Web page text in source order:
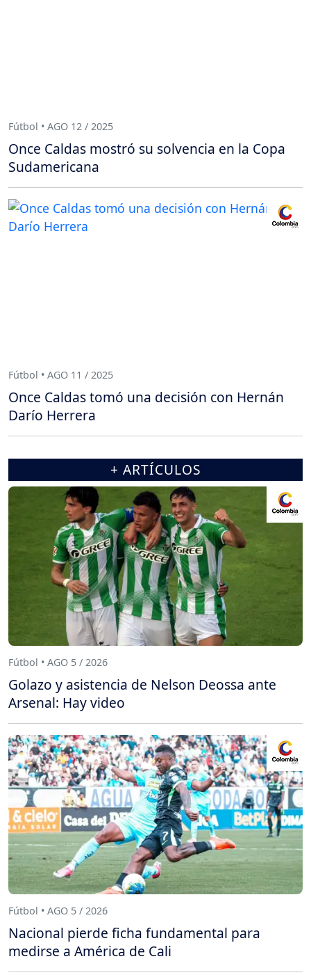
Fútbol • AGO 12 / 2025
Once Caldas mostró su solvencia en la Copa
Sudamericana
Fútbol • AGO 11 / 2025
Once Caldas tomó una decisión con Hernán
Darío Herrera
+ ARTÍCULOS
Fútbol • AGO 5 / 2026
Golazo y asistencia de Nelson Deossa ante
Arsenal: Hay video
Fútbol • AGO 5 / 2026
Nacional pierde ficha fundamental para
medirse a América de Cali